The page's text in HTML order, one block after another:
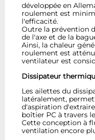
développée en
roulement est
l'efficacité.
Outre la prévention
de l'axe et de la
Ainsi, la chaleur
roulement est
ventilateur est
Dissipateur
Les ailettes du
latéralement,
d'aspiration
boîtier PC à travers
Cette conception à
ventilation encore